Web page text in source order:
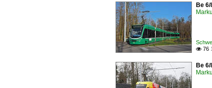
Be 6/
 76
Be 6/